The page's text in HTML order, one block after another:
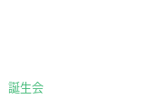
誕生会